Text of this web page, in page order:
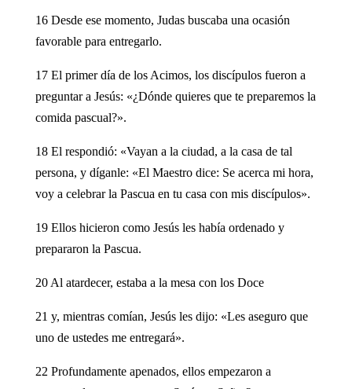
16 Desde ese momento, Judas buscaba una ocasión
favorable para entregarlo.
17 El primer día de los Acimos, los discípulos fueron a
preguntar a Jesús: «¿Dónde quieres que te preparemos la
comida pascual?».
18 El respondió: «Vayan a la ciudad, a la casa de tal
persona, y díganle: «El Maestro dice: Se acerca mi hora,
voy a celebrar la Pascua en tu casa con mis discípulos».
19 Ellos hicieron como Jesús les había ordenado y
prepararon la Pascua.
20 Al atardecer, estaba a la mesa con los Doce
21 y, mientras comían, Jesús les dijo: «Les aseguro que
uno de ustedes me entregará».
22 Profundamente apenados, ellos empezaron a